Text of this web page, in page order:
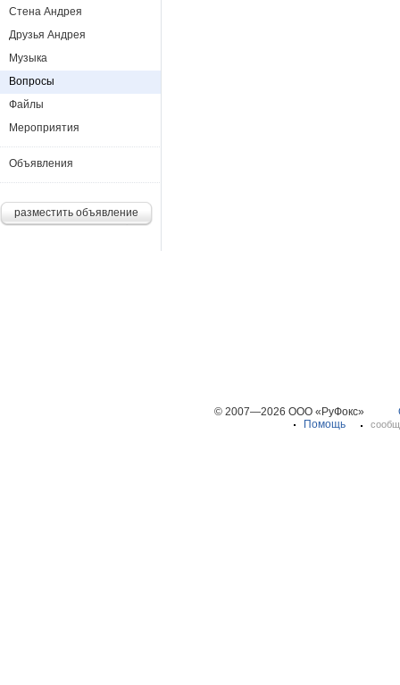
Стена Андрея
Друзья Андрея
Музыка
Вопросы
Файлы
Мероприятия
Объявления
разместить объявление
© 2007—2026 ООО «РуФокс»
Помощь